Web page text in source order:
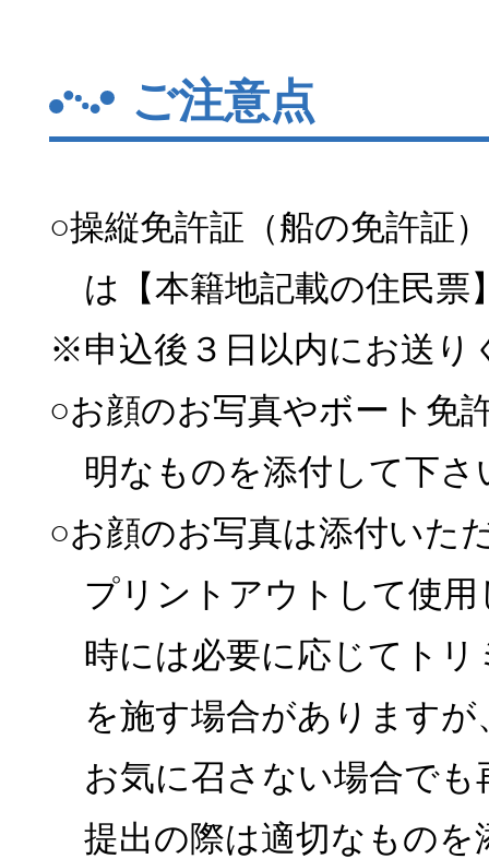
ご注意点
○操縦免許証（船の免許証
は【本籍地記載の住民票
※申込後３日以内にお送り
○お顔のお写真やボート免
明なものを添付して下さ
○お顔のお写真は添付いた
プリントアウトして使用
時には必要に応じてト
を施す場合があります
お気に召さない場合で
提出の際は適切なもの